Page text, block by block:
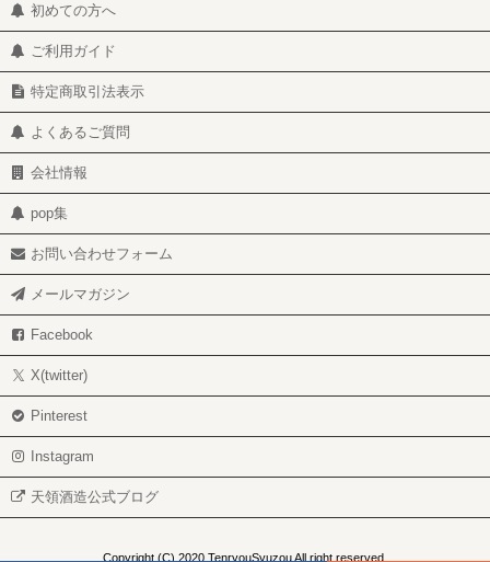
初めての方へ
ご利用ガイド
特定商取引法表示
よくあるご質問
会社情報
pop集
お問い合わせフォーム
メールマガジン
Facebook
X(twitter)
Pinterest
Instagram
天領酒造公式ブログ
Copyright (C) 2020 TenryouSyuzou All right reserved.